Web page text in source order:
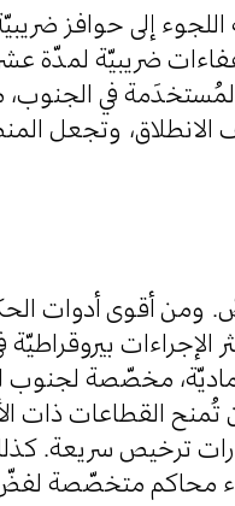
إلى حوافز
ضريبيّة لمدّة
في الجنوب،
وتجعل
ومن أقوى أدوات
بيروقراطيّة
مخصّصة لجنوب
القطاعات ذات
مسارات ترخيص سريعة.
محاكم متخصّصة لفضّ